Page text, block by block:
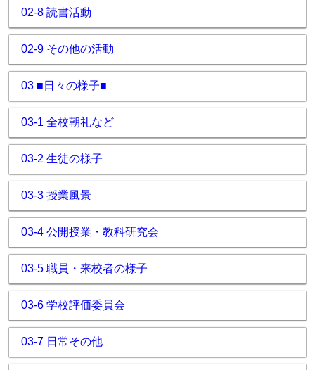
02-8 読書活動
02-9 その他の活動
03 ■日々の様子■
03-1 全校朝礼など
03-2 生徒の様子
03-3 授業風景
03-4 公開授業・教科研究会
03-5 職員・来校者の様子
03-6 学校評価委員会
03-7 日常その他